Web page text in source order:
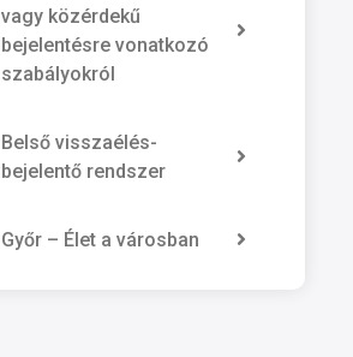
vagy közérdekű
bejelentésre vonatkozó
szabályokról
Belső visszaélés-
bejelentő rendszer
Győr – Élet a városban